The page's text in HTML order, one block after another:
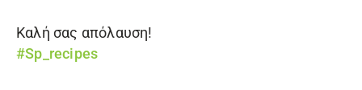
Καλή σας απόλαυση!
#Sp_recipes